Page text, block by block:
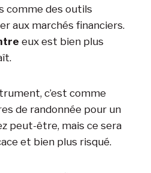
comme des outils
aux marchés financiers.
eux est bien plus
c’est comme
de randonnée pour un
peut-être, mais ce sera
et bien plus risqué.